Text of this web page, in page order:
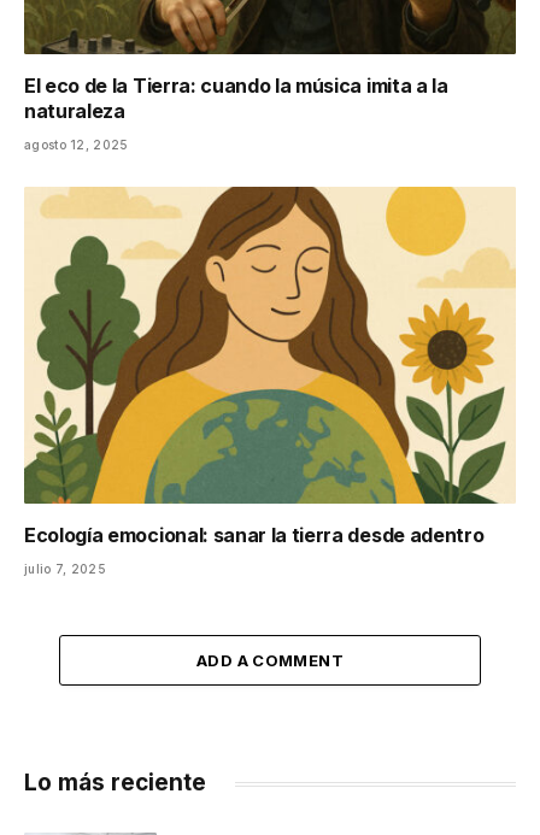
El eco de la Tierra: cuando la música imita a la
naturaleza
agosto 12, 2025
Ecología emocional: sanar la tierra desde adentro
julio 7, 2025
ADD A COMMENT
Lo más reciente